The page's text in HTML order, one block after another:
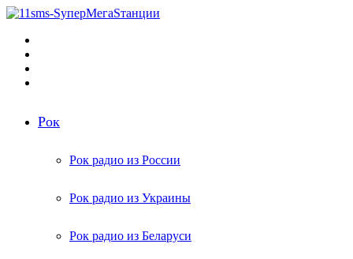
Рок
Рок радио из России
Рок радио из Украины
Рок радио из Беларуси